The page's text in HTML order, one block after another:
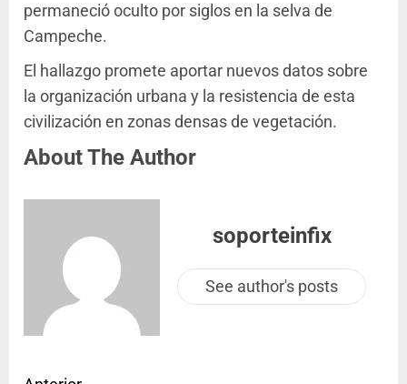
permaneció oculto por siglos en la selva de
Campeche.
El hallazgo promete aportar nuevos datos sobre
la organización urbana y la resistencia de esta
civilización en zonas densas de vegetación.
About The Author
soporteinfix
See author's posts